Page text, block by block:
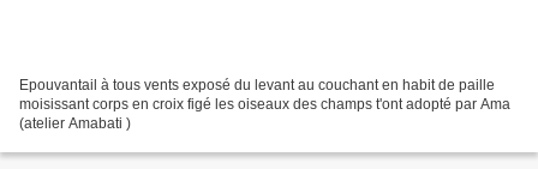
Epouvantail à tous vents exposé du levant au couchant en habit de paille
moisissant corps en croix figé les oiseaux des champs t'ont adopté par Ama
(atelier Amabati )